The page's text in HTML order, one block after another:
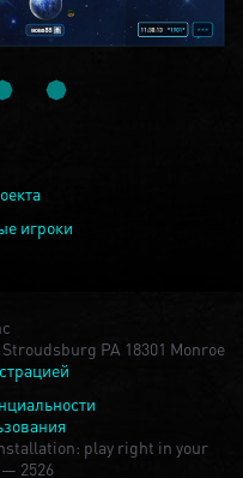
игроки
PA 18301 Monroe
play right in your
— 2526